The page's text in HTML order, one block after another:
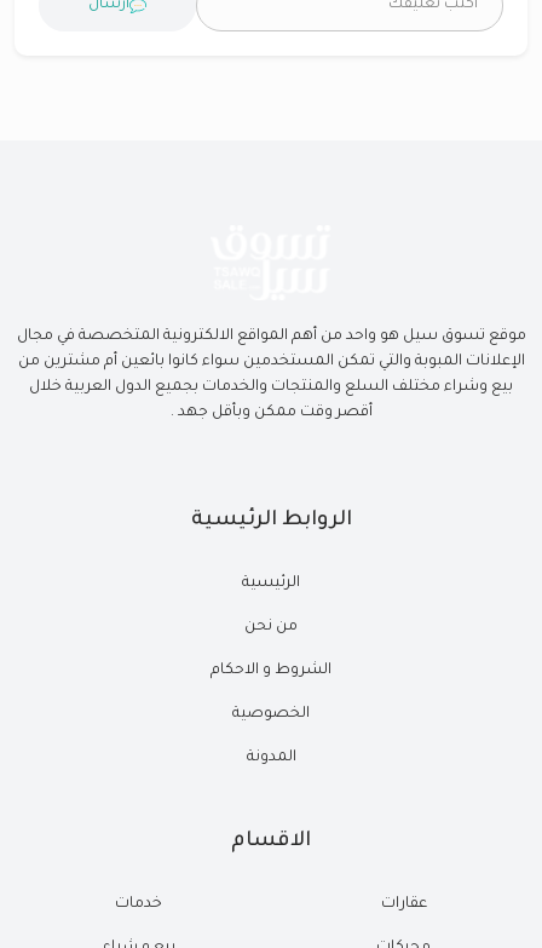
ارسال
موقع تسوق سيل هو واحد من أهم المواقع الالكترونية المتخصصة في مجال
الإعلانات المبوبة والتي تمكن المستخدمين سواء كانوا بائعين أم مشترين من
بيع وشراء مختلف السلع والمنتجات والخدمات بجميع الدول العربية خلال
أقصر وقت ممكن وبأقل جهد .
الروابط الرئيسية
الرئيسية
من نحن
الشروط و الاحكام
الخصوصية
المدونة
الاقسام
عقارات خدمات